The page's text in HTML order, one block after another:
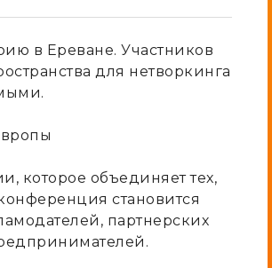
в Ереване. Участников
для нетворкинга
которое объединяет тех,
становится
партнерских